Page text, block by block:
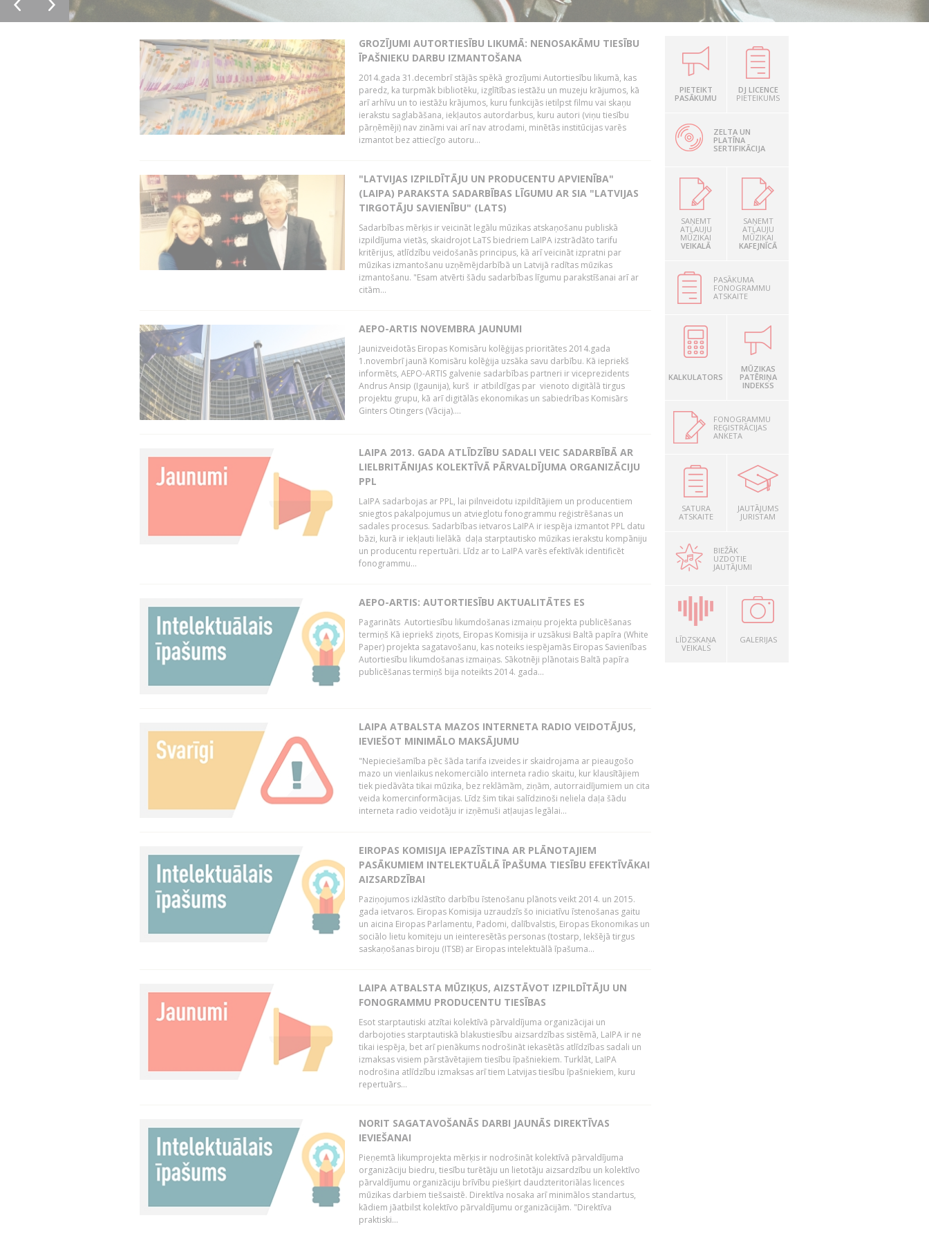
GROZĪJUMI AUTORTIESĪBU LIKUMĀ: NENOSAKĀMU TIESĪBU
ĪPAŠNIEKU DARBU IZMANTOŠANA
2014.gada 31.decembrī stājās spēkā grozījumi Autortiesību likumā, kas
paredz, ka turpmāk bibliotēku, izglītības iestāžu un muzeju krājumos, kā
arī arhīvu un to iestāžu krājumos, kuru funkcijās ietilpst filmu vai skaņu
ierakstu saglabāšana, iekļautos autordarbus, kuru autori (viņu tiesību
pārņēmēji) nav zināmi vai arī nav atrodami, minētās institūcijas varēs
izmantot bez attiecīgo autoru...
"LATVIJAS IZPILDĪTĀJU UN PRODUCENTU APVIENĪBA"
(LAIPA) PARAKSTA SADARBĪBAS LĪGUMU AR SIA "LATVIJAS
TIRGOTĀJU SAVIENĪBU" (LATS)
Sadarbības mērķis ir veicināt legālu mūzikas atskaņošanu publiskā
izpildījuma vietās, skaidrojot LaTS biedriem LaIPA izstrādāto tarifu
kritērijus, atlīdzību veidošanās principus, kā arī veicināt izpratni par
mūzikas izmantošanu uzņēmējdarbībā un Latvijā radītas mūzikas
izmantošanu. "Esam atvērti šādu sadarbības līgumu parakstīšanai arī ar
citām...
AEPO-ARTIS NOVEMBRA JAUNUMI
Jaunizveidotās Eiropas Komisāru kolēģijas prioritātes 2014.gada
1.novembrī jaunā Komisāru kolēģija uzsāka savu darbību. Kā iepriekš
informēts, AEPO-ARTIS galvenie sadarbības partneri ir viceprezidents
Andrus Ansip (Igaunija), kurš ir atbildīgas par vienoto digitālā tirgus
projektu grupu, kā arī digitālās ekonomikas un sabiedrības Komisārs
Ginters Otingers (Vācija)....
LAIPA 2013. GADA ATLĪDZĪBU SADALI VEIC SADARBĪBĀ AR
LIELBRITĀNIJAS KOLEKTĪVĀ PĀRVALDĪJUMA ORGANIZĀCIJU
PPL
LaIPA sadarbojas ar PPL, lai pilnveidotu izpildītājiem un producentiem
sniegtos pakalpojumus un atvieglotu fonogrammu reģistrēšanas un
sadales procesus. Sadarbības ietvaros LaIPA ir iespēja izmantot PPL datu
bāzi, kurā ir iekļauti lielākā daļa starptautisko mūzikas ierakstu kompāniju
un producentu repertuāri. Līdz ar to LaIPA varēs efektīvāk identificēt
fonogrammu...
AEPO-ARTIS: AUTORTIESĪBU AKTUALITĀTES ES
Pagarināts Autortiesību likumdošanas izmaiņu projekta publicēšanas
termiņš Kā iepriekš ziņots, Eiropas Komisija ir uzsākusi Baltā papīra (White
Paper) projekta sagatavošanu, kas noteiks iespējamās Eiropas Savienības
Autortiesību likumdošanas izmaiņas. Sākotnēji plānotais Baltā papīra
publicēšanas termiņš bija noteikts 2014. gada...
LAIPA ATBALSTA MAZOS INTERNETA RADIO VEIDOTĀJUS,
IEVIEŠOT MINIMĀLO MAKSĀJUMU
"Nepieciešamība pēc šāda tarifa izveides ir skaidrojama ar pieaugošo
mazo un vienlaikus nekomerciālo interneta radio skaitu, kur klausītājiem
tiek piedāvāta tikai mūzika, bez reklāmām, ziņām, autorraidījumiem un cita
veida komercinformācijas. Līdz šim tikai salīdzinoši neliela daļa šādu
interneta radio veidotāju ir izņēmuši atļaujas legālai...
EIROPAS KOMISIJA IEPAZĪSTINA AR PLĀNOTAJIEM
PASĀKUMIEM INTELEKTUĀLĀ ĪPAŠUMA TIESĪBU EFEKTĪVĀKAI
AIZSARDZĪBAI
Paziņojumos izklāstīto darbību īstenošanu plānots veikt 2014. un 2015.
gada ietvaros. Eiropas Komisija uzraudzīs šo iniciatīvu īstenošanas gaitu
un aicina Eiropas Parlamentu, Padomi, dalībvalstis, Eiropas Ekonomikas un
sociālo lietu komiteju un ieinteresētās personas (tostarp, Iekšējā tirgus
saskaņošanas biroju (ITSB) ar Eiropas intelektuālā īpašuma...
LAIPA ATBALSTA MŪZIĶUS, AIZSTĀVOT IZPILDĪTĀJU UN
FONOGRAMMU PRODUCENTU TIESĪBAS
Esot starptautiski atzītai kolektīvā pārvaldījuma organizācijai un
darbojoties starptautiskā blakustiesību aizsardzības sistēmā, LaIPA ir ne
tikai iespēja, bet arī pienākums nodrošināt iekasētās atlīdzības sadali un
izmaksas visiem pārstāvētajiem tiesību īpašniekiem. Turklāt, LaIPA
nodrošina atlīdzību izmaksas arī tiem Latvijas tiesību īpašniekiem, kuru
repertuārs...
NORIT SAGATAVOŠANĀS DARBI JAUNĀS DIREKTĪVAS
IEVIEŠANAI
Pieņemtā likumprojekta mērķis ir nodrošināt kolektīvā pārvaldījuma
organizāciju biedru, tiesību turētāju un lietotāju aizsardzību un kolektīvo
pārvaldījumu organizāciju brīvību piešķirt daudzteritoriālas licences
mūzikas darbiem tiešsaistē. Direktīva nosaka arī minimālos standartus,
kādiem jāatbilst kolektīvo pārvaldījumu organizācijām. "Direktīva
praktiski...
PIETEIKT
PASĀKUMU
DJ LICENCE
PIETEIKUMS
ZELTA UN
PLATĪNA
SERTIFIKĀCIJA
SAŅEMT
ATĻAUJU
MŪZIKAI
VEIKALĀ
SAŅEMT
ATĻAUJU
MŪZIKAI
KAFEJNĪCĀ
PASĀKUMA
FONOGRAMMU
ATSKAITE
KALKULATORS
MŪZIKAS
PATĒRIŅA
INDEKSS
FONOGRAMMU
REĢISTRĀCIJAS
ANKETA
SATURA
ATSKAITE
JAUTĀJUMS
JURISTAM
BIEŽĀK
UZDOTIE
JAUTĀJUMI
LĪDZSKAŅA
VEIKALS
GALERIJAS